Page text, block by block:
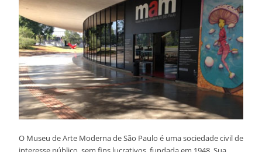
O Museu de Arte Moderna de São Paulo é uma sociedade civil de